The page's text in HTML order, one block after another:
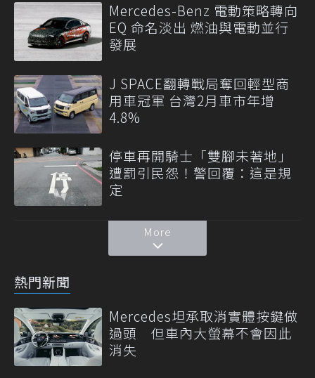
Mercedes-Benz 電動策略轉向
EQ 命名淡出 燃油與電動並行
發展
J SPACE翻轉戰局奪回輕型商
用車冠軍 台灣2月車市年增
4.8%
停車再開騎士「雙腳未著地」
遭罰引民怨！警回覆：這是規
定
More
熱門新聞
Mercedes坦承取消實體按鍵做
過頭 但車內大螢幕不會因此
消失